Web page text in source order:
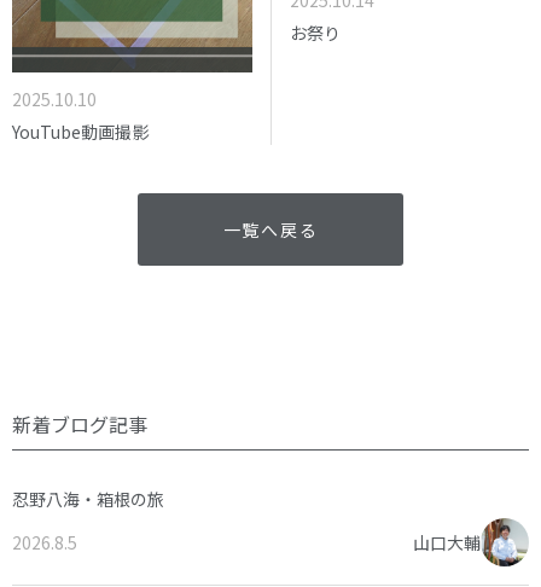
2025.10.10
YouTube動画撮影
お祭り
一覧へ戻る
新着ブログ記事
忍野八海・箱根の旅
2026.8.5
山口大輔